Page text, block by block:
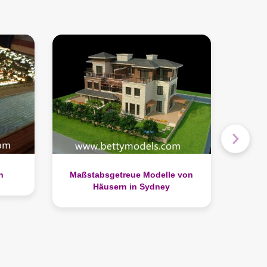
Architekturvillenmodelle für
Australien